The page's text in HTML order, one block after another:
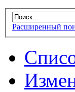
Расширенный